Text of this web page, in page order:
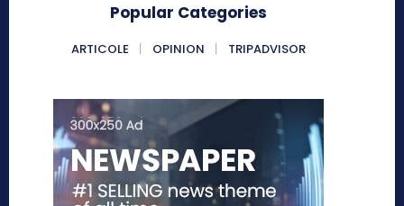
Popular Categories
ARTICOLE OPINION TRIPADVISOR